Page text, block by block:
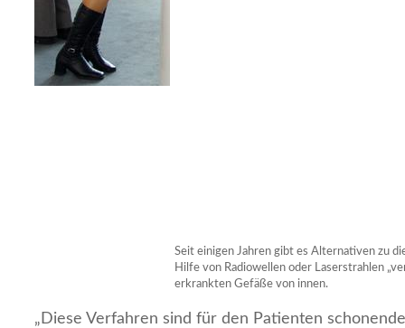
Seit einigen Jahren gibt es Alternativen zu
Hilfe von Radiowellen oder Laserstrahlen
erkrankten Gefäße von innen.
„Diese Verfahren sind für den Patienten